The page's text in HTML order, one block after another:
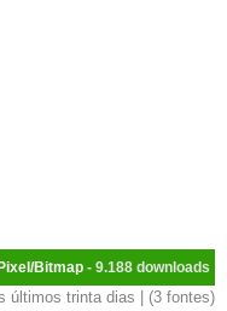
Pixel/Bitmap - 9.188
últimos trinta dias | (3 fontes)